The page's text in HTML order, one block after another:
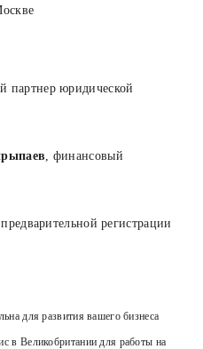
партнер юридической
, финансовый
регистрации
для развития вашего бизнеса
в Великобритании для работы на